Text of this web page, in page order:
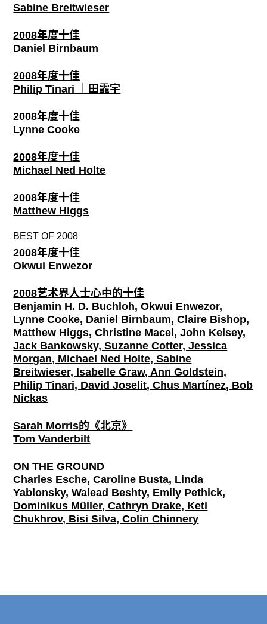
Sabine Breitwieser
2008年度十佳
Daniel Birnbaum
2008年度十佳
Philip Tinari ｜田霏宇
2008年度十佳
Lynne Cooke
2008年度十佳
Michael Ned Holte
2008年度十佳
Matthew Higgs
BEST OF 2008
2008年度十佳
Okwui Enwezor
2008艺术界人士心中的十佳
Benjamin H. D. Buchloh, Okwui Enwezor,
Lynne Cooke, Daniel Birnbaum, Claire Bishop,
Matthew Higgs, Christine Macel, John Kelsey,
Jack Bankowsky, Suzanne Cotter, Jessica
Morgan, Michael Ned Holte, Sabine
Breitwieser, Isabelle Graw, Ann Goldstein,
Philip Tinari, David Joselit, Chus Martínez, Bob
Nickas
Sarah Morris的《北京》
Tom Vanderbilt
ON THE GROUND
Charles Esche, Caroline Busta, Linda
Yablonsky, Walead Beshty, Emily Pethick,
Dominikus Müller, Cathryn Drake, Keti
Chukhrov, Bisi Silva, Colin Chinnery